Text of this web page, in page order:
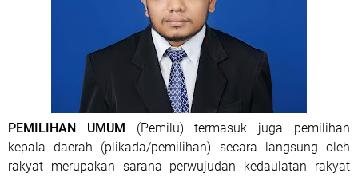
PEMILIHAN UMUM (Pemilu) termasuk juga pemilihan
kepala daerah (plikada/pemilihan) secara langsung oleh
rakyat merupakan sarana perwujudan kedaulatan rakyat